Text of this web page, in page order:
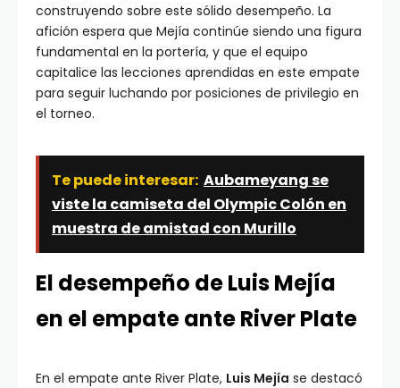
construyendo sobre este sólido desempeño. La
afición espera que Mejía continúe siendo una figura
fundamental en la portería, y que el equipo
capitalice las lecciones aprendidas en este empate
para seguir luchando por posiciones de privilegio en
el torneo.
Te puede interesar: Aubameyang se
viste la camiseta del Olympic Colón en
muestra de amistad con Murillo
El desempeño de Luis Mejía
en el empate ante River Plate
En el empate ante River Plate, Luis Mejía se destacó